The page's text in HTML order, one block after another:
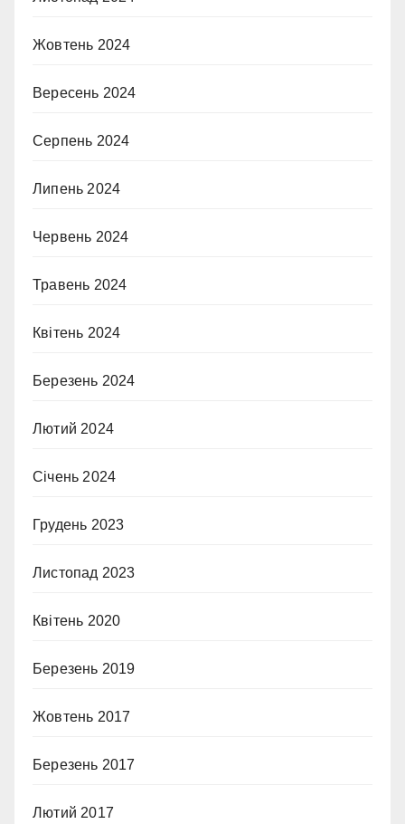
Жовтень 2024
Вересень 2024
Серпень 2024
Липень 2024
Червень 2024
Травень 2024
Квітень 2024
Березень 2024
Лютий 2024
Січень 2024
Грудень 2023
Листопад 2023
Квітень 2020
Березень 2019
Жовтень 2017
Березень 2017
Лютий 2017